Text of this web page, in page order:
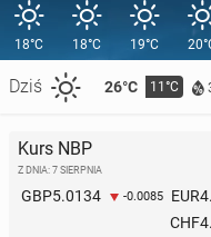
18°C
Dziś 26°C 11°C
18°C 19°C
Kurs NBP
Z DNIA: 7 SIERPNIA
GBP5.0134 -0.0085 EUR
CHF